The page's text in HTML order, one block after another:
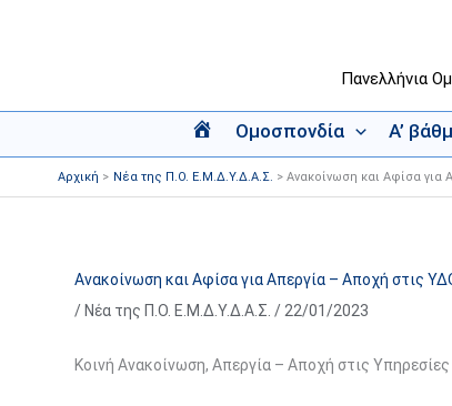
Πανελλήνια
Α
ρ
χ
ή
Ομοσπονδία Α’
Αρχική Νέα της Π.Ο. Ε.Μ.Δ.Υ.Δ.Α.Σ. Ανακοίνωση και Αφίσα για
Ανακοίνωση και Αφίσα για Απεργία – Αποχή στις
/ Νέα της Π.Ο. Ε.Μ.Δ.Υ.Δ.Α.Σ. / 22/01/2023
Κοινή Ανακοίνωση, Απεργία – Αποχή στις Υπηρεσίες